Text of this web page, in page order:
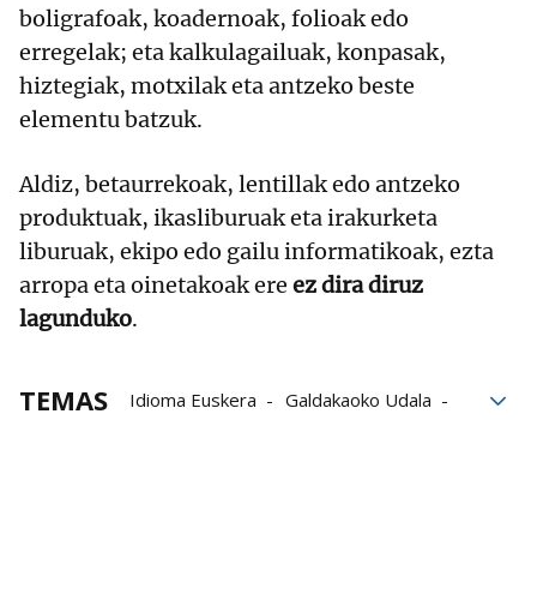
boligrafoak, koadernoak, folioak edo
erregelak; eta kalkulagailuak, konpasak,
hiztegiak, motxilak eta antzeko beste
elementu batzuk.
Aldiz, betaurrekoak, lentillak edo antzeko
produktuak, ikasliburuak eta irakurketa
liburuak, ekipo edo gailu informatikoak, ezta
arropa eta oinetakoak ere ez dira diruz
lagunduko.
TEMAS Idioma Euskera
Galdakaoko Udala